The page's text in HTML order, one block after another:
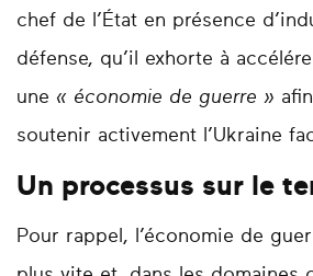
chef de l’État en présence
défense, qu’il exhorte à
une « économie de guerre »
soutenir activement l’Ukraine
Un processus sur le
Pour rappel, l’économie de